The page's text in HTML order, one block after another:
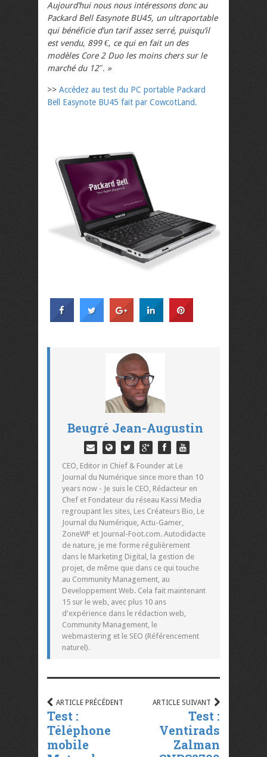
Aujourd’hui nous nous intéressons donc au
Packard Bell Easynote BU45, un ultraportable
qui bénéficie d’un tarif assez serré, puisqu’il
est vendu, 899 €, ce qui en fait un des
modèles Core 2 Duo les moins chers sur le
marché du 12″. »
>> Accédez au test du PC portable Packard
Bell Easynote BU45 fait par CowcotLand.
Beugré Jean-Augustin
CEO, Editor in Chief & Founder at Le
Journal du Numérique since more than 10
years now - Je suis le CEO, Rédacteur en
Chef et Fondateur du réseau Kassi Media
regroupant les sites, Les Créateurs Bio, Le
Journal du Numérique, Actu-Gamer,
ZoneWP et Journal-Foot.com. Autodidacte
de nature, je me forme régulièrement
dans le Marketing Digital, la gestion de
projet, de même que dans ce qui touche
au Community Management, au
Developpement Web. Cela fait maintenant
15 sur le web, avec plus 10 ans
d'expérience dans le rédaction web,
Community Management, le
webmastering et le SEO (Référencement
naturel).
ARTICLE PRÉCÉDENT
Test :
Téléphone
mobile
ARTICLE SUIVANT
Test :
Ventirads
Zalman